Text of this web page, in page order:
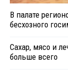
В палате
бесхозного
Сахар, мясо и
больше всего